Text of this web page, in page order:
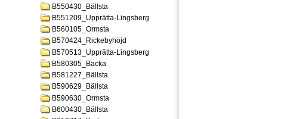
B550430_Bällsta
B551209_Upprätta-Lingsberg
B560105_Ormsta
B570424_Rickebyhöjd
B570513_Upprätta-Lingsberg
B580305_Backa
B581227_Bällsta
B590629_Bällsta
B590630_Ormsta
B600430_Bällsta